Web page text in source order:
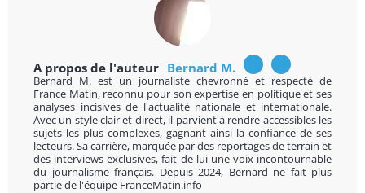
A propos de l'auteur Bernard M.
Bernard M. est un journaliste chevronné et respecté de
France Matin, reconnu pour son expertise en politique et ses
analyses incisives de l'actualité nationale et internationale.
Avec un style clair et direct, il parvient à rendre accessibles les
sujets les plus complexes, gagnant ainsi la confiance de ses
lecteurs. Sa carrière, marquée par des reportages de terrain et
des interviews exclusives, fait de lui une voix incontournable
du journalisme français. Depuis 2024, Bernard ne fait plus
partie de l'équipe FranceMatin.info